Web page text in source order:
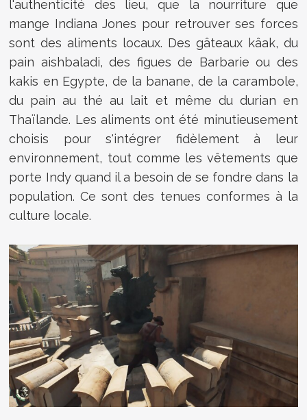
l'authenticité des lieu, que la nourriture que
mange Indiana Jones pour retrouver ses forces
sont des aliments locaux. Des gâteaux kâak, du
pain aishbaladi, des figues de Barbarie ou des
kakis en Egypte, de la banane, de la carambole,
du pain au thé au lait et même du durian en
Thaïlande. Les aliments ont été minutieusement
choisis pour s'intégrer fidèlement à leur
environnement, tout comme les vêtements que
porte Indy quand il a besoin de se fondre dans la
population. Ce sont des tenues conformes à la
culture locale.